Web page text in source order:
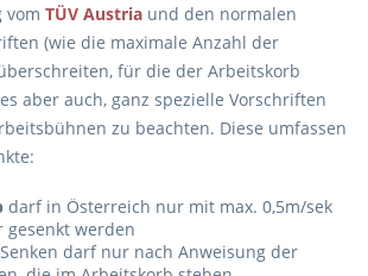
vom TÜV Austria und den normalen
(wie die maximale Anzahl der
für die der Arbeitskorb
aber auch, ganz spezielle Vorschriften
zu beachten. Diese umfassen
darf in Österreich nur mit max. 0,5m/sek
gesenkt werden
darf nur nach Anweisung der